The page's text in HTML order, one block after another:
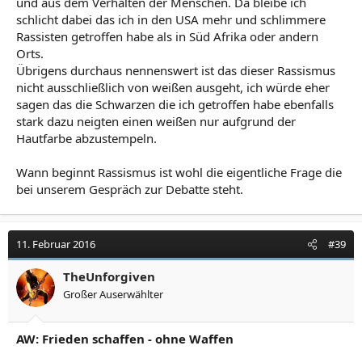
schlicht dabei das ich in den USA mehr und schlimmere
Rassisten getroffen habe als in Süd Afrika oder andern
Orts.
Übrigens durchaus nennenswert ist das dieser Rassismus
nicht ausschließlich von weißen ausgeht, ich würde eher
sagen das die Schwarzen die ich getroffen habe ebenfalls
stark dazu neigten einen weißen nur aufgrund der
Hautfarbe abzustempeln.
Wann beginnt Rassismus ist wohl die eigentliche Frage die
bei unserem Gespräch zur Debatte steht.
11. Februar 2016 #39
TheUnforgiven
Großer Auserwählter
AW: Frieden schaffen - ohne Waffen